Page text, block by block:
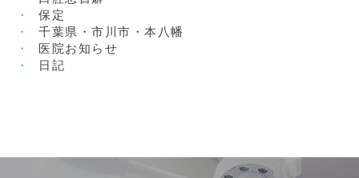
保定
千葉県・市川市・本八幡
医院お知らせ
日記